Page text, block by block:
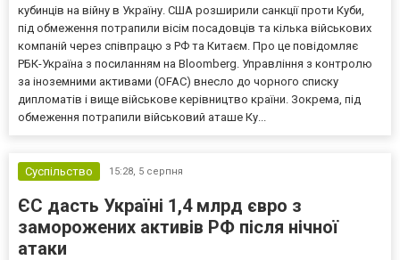
кубинців на війну в Україну. США розширили санкції проти Куби,
під обмеження потрапили вісім посадовців та кілька військових
компаній через співпрацю з РФ та Китаєм. Про це повідомляє
РБК-Україна з посиланням на Bloomberg. Управління з контролю
за іноземними активами (OFAC) внесло до чорного списку
дипломатів і вище військове керівництво країни. Зокрема, під
обмеження потрапили військовий аташе Ку...
Суспільство 15:28, 5 серпня
ЄС дасть Україні 1,4 млрд євро з
заморожених активів РФ після нічної
атаки